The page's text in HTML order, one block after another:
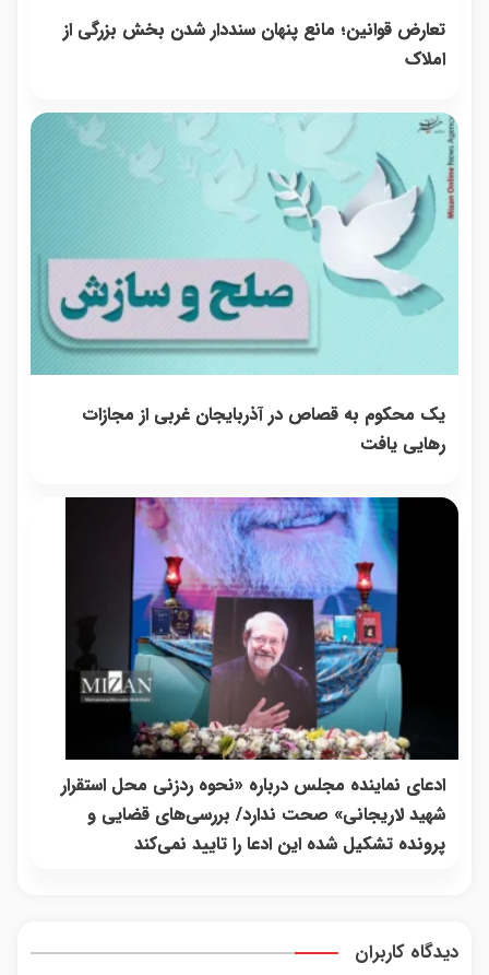
تعارض قوانین؛ مانع پنهان سنددار شدن بخش بزرگی از
املاک
یک محکوم به قصاص در آذربایجان‌ غربی از مجازات
رهایی یافت
ادعای نماینده مجلس درباره «نحوه ردزنی محل استقرار
شهید لاریجانی» صحت ندارد/ بررسی‌های قضایی و
پرونده تشکیل شده این ادعا را تایید نمی‌کند
دیدگاه کاربران